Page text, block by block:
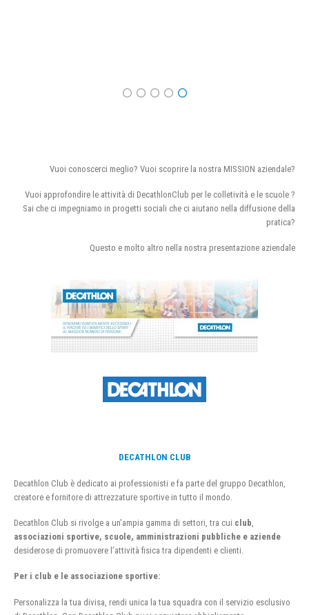
Vuoi conoscerci meglio? Vuoi scoprire la nostra MISSION aziendale?
Vuoi approfondire le attività di DecathlonClub per le colletività e le scuole ?
Sai che ci impegniamo in progetti sociali che ci aiutano nella diffusione della
pratica?
Questo e molto altro nella nostra presentazione aziendale
DECATHLON CLUB
Decathlon Club è dedicato ai professionisti e fa parte del gruppo Decathlon,
creatore e fornitore di attrezzature sportive in tutto il mondo.
Decathlon Club si rivolge a un’ampia gamma di settori, tra cui club
associazioni sportive, scuole, amministrazioni pubbliche e aziende
desiderose di promuovere l’attività fisica tra dipendenti e clienti.
Per i club e le associazione sportive:
Personalizza la tua divisa, rendi unica la tua squadra con il servizio esclusivo